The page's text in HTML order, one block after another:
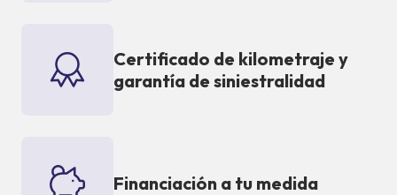
Certificado de kilometraje y
garantía de siniestralidad
Financiación a tu medida